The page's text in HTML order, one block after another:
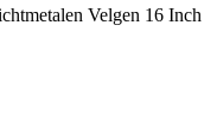
Velgen 16 Inch